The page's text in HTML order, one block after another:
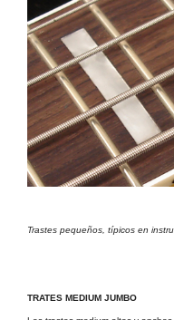
Trastes pequeños, típicos en
TRATES MEDIUM JUMBO